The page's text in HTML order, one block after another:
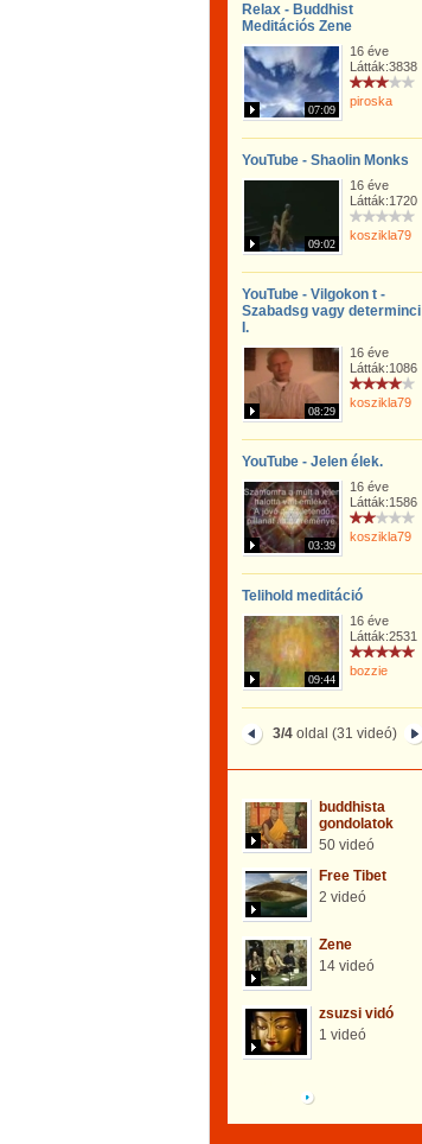
Relax - Buddhist
Meditációs Zene
07:09
16 éve
Látták:3838
piroska
YouTube - Shaolin Monks
09:02
16 éve
Látták:1720
koszikla79
YouTube - Vilgokon t -
Szabadsg vagy determinci
I.
08:29
16 éve
Látták:1086
koszikla79
YouTube - Jelen élek.
03:39
16 éve
Látták:1586
koszikla79
Telihold meditáció
09:44
16 éve
Látták:2531
bozzie
3/4oldal (31 videó)
buddhista
gondolatok
50 videó
Free Tibet
2 videó
Zene
14 videó
zsuzsi vidó
1 videó